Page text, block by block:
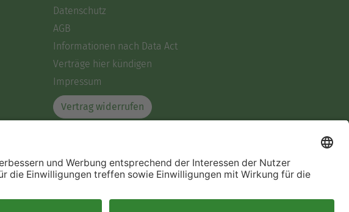
Datenschutz
AGB
Informationen nach Data Act
Verträge hier kündigen
Impressum
Vertrag widerrufen